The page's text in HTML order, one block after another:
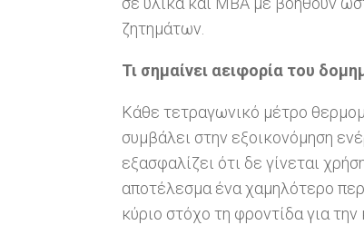
ζητημάτων.
Τι σημαίνει αειφορία του
Κάθε τετραγωνικό μέτρο
συμβάλει στην εξοικονόμηση
εξασφαλίζει ότι δε γίνεται
αποτέλεσμα ένα χαμηλότερο
κύριο στόχο τη φροντίδα για